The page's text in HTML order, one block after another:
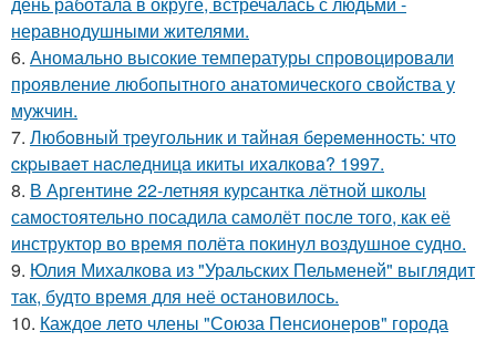
неравнодушными жителями.
6. Аномально высокие температуры спровоцировали
проявление любопытного анатомического свойства у
мужчин.
7. Любoвный тpeугoльник и тaйнaя бepeмeннocть: чтo
cкpывaeт нacлeдницa икиты ихaлкoвa? 1997.
8. В Аргентине 22-летняя курсантка лётной школы
самостоятельно посадила самолёт после того, как её
инструктор во время полёта покинул воздушное судно.
9. Юлия Михалкова из "Уральских Пельменей" выглядит
так, будто время для неё остановилось.
10. Каждое лето члены "Союза Пенсионеров" города